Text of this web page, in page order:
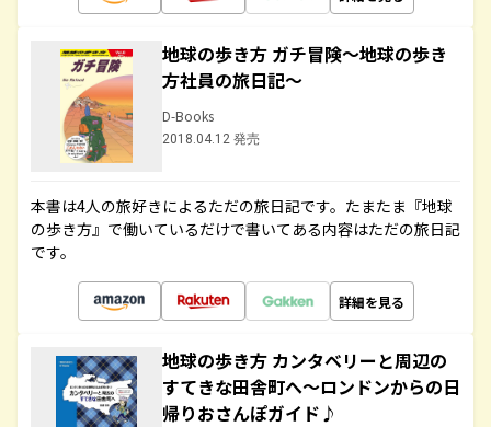
地球の歩き方 ガチ冒険～地球の歩き
方社員の旅日記～
D-Books
2018.04.12 発売
本書は4人の旅好きによるただの旅日記です。たまたま『地球
の歩き方』で働いているだけで書いてある内容はただの旅日記
です。
詳細を見る
地球の歩き方 カンタベリーと周辺の
すてきな田舎町へ～ロンドンからの日
帰りおさんぽガイド♪